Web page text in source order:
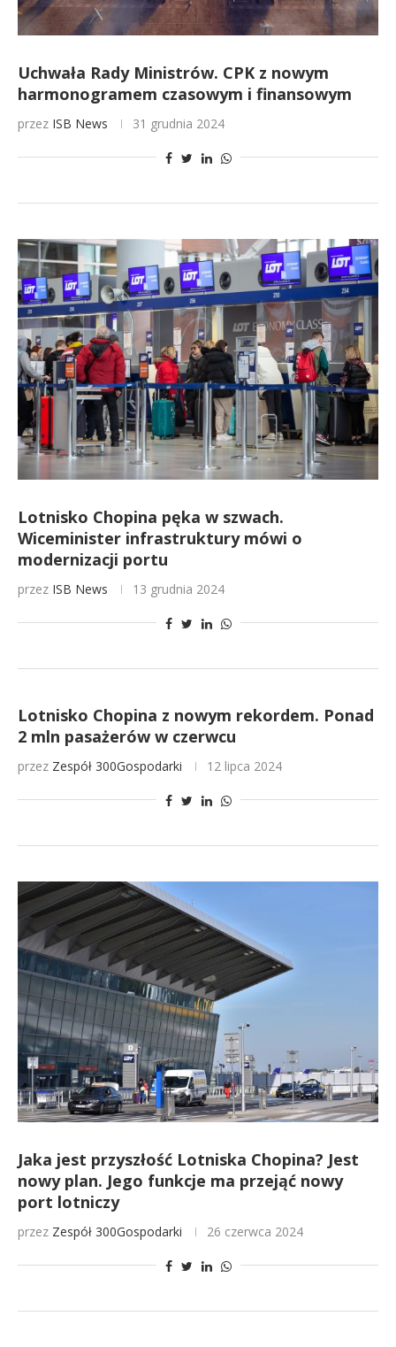
Uchwała Rady Ministrów. CPK z nowym
harmonogramem czasowym i finansowym
przez ISB News 31 grudnia 2024
Lotnisko Chopina pęka w szwach.
Wiceminister infrastruktury mówi o
modernizacji portu
przez ISB News 13 grudnia 2024
Lotnisko Chopina z nowym rekordem. Ponad
2 mln pasażerów w czerwcu
przez Zespół 300Gospodarki 12 lipca 2024
Jaka jest przyszłość Lotniska Chopina? Jest
nowy plan. Jego funkcje ma przejąć nowy
port lotniczy
przez Zespół 300Gospodarki 26 czerwca 2024